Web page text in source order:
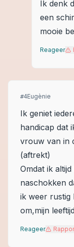
Ik denk
een
mooie
Reageer
#4Eugènie
Ik geniet
handicap dat
vrouw van in
(aftrekt)
Omdat ik
naschokken
ik weer rustig
om,mijn
Reageer